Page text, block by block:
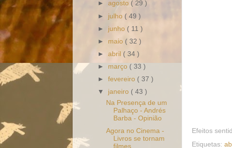
Efeitos
Etiquetas:
►agosto ( 29 )
► julho ( 49 )
► junho ( 11 )
► maio ( 32 )
►abril ( 34 )
► março ( 33 )
►fevereiro ( 37 )
▼ janeiro ( 43 )
Na Presença de um
Palhaço - Andrés
Barba - Opinião
Agora no Cinema -
Livros se tornam
filmes